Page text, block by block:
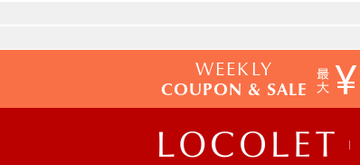
WEEKLY
COUPON & SALE ¥